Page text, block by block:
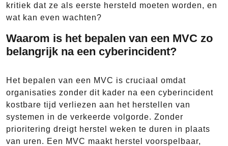
kritiek dat ze als eerste hersteld moeten worden, en
wat kan even wachten?
Waarom is het bepalen van een MVC zo
belangrijk na een cyberincident?
Het bepalen van een MVC is cruciaal omdat
organisaties zonder dit kader na een cyberincident
kostbare tijd verliezen aan het herstellen van
systemen in de verkeerde volgorde. Zonder
prioritering dreigt herstel weken te duren in plaats
van uren. Een MVC maakt herstel voorspelbaar,